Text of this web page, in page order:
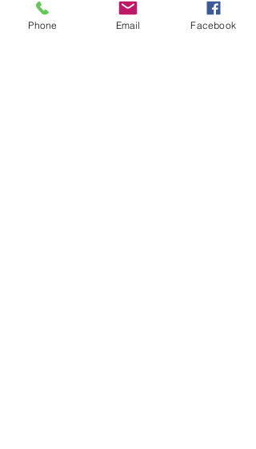
do organismo feminino como a
trombofilia, endometrite e a tireoidite
Phone Email Facebook